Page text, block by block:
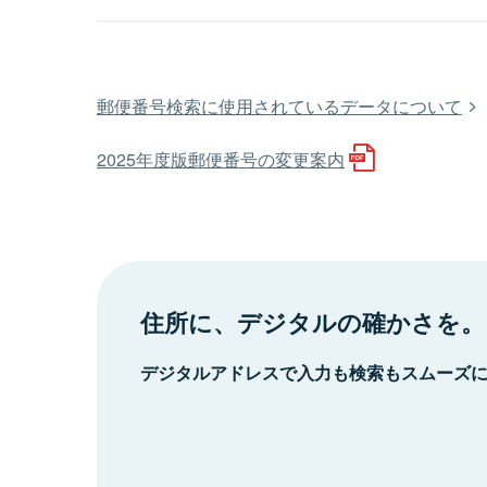
郵便番号検索に使用されているデータについて
2025年度版郵便番号の変更案内
住所に、デジタルの確かさを。
デジタルアドレスで入力も検索もスムーズ